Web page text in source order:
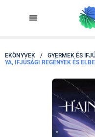
EKÖNYVEK / GYERMEK ÉS
YA, IFJÚSÁGI REGÉNYEK ÉS